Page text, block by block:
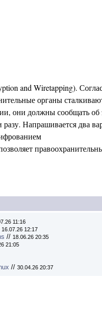
and Wiretapping).
органы
они должны сообщать об
Напрашивается два
11:16
16.07.26 12:17
// 18.06.26 20:35
21:05
// 30.04.26 20:37